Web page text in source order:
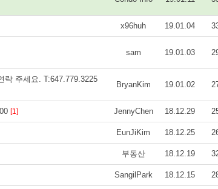
x96huh 19.01.04
sam 19.01.03
락 주세요. T:647.779.3225
BryanKim 19.01.02
[1] JennyChen 18.12.29
EunJiKim 18.12.25
부동산 18.12.19
SangilPark 18.12.15